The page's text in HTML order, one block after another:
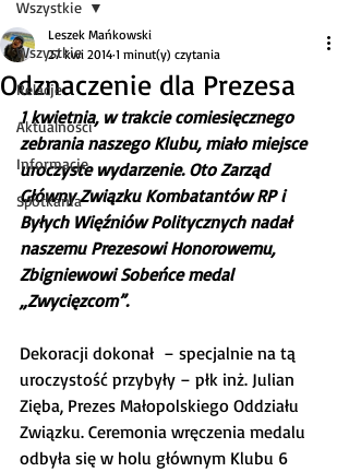
Wszystkie
Relacje
Aktualności
Informacje
Spotkania
Wszystkie
Odznaczenie dla Prezesa
Leszek Mańkowski
27 kwi 2014 1 minut(y) czytania
1 kwietnia, w trakcie comiesięcznego
zebrania naszego Klubu, miało miejsce
uroczyste wydarzenie. Oto Zarząd
Główny Związku Kombatantów RP i
Byłych Więźniów Politycznych nadał
naszemu Prezesowi Honorowemu,
Zbigniewowi Sobeńce medal
„Zwycięzcom”.
Dekoracji dokonał  – specjalnie na tą
uroczystość przybyły – płk inż. Julian
Zięba, Prezes Małopolskiego Oddziału
Związku. Ceremonia wręczenia medalu
odbyła się w holu głównym Klubu 6